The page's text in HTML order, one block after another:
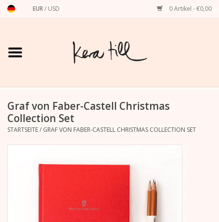
EUR/ USD 0 Artikel - €0,00
Startseite
Art Prints
Stationery
Accessoires
Graf von Faber-Castell Christmas
Collection Set
STARTSEITE/ GRAF VON FABER-CASTELL CHRISTMAS COLLECTION SET